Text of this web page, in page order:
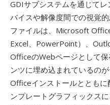
GDIサブシステムを通じて
バイスや解像度間での視覚
ファイルは、Microsoft
Excel、PowerPoint）、
OfficeのWebページとして
ンツに埋め込まれているの
Officeインストールととも
ンプレートグラフィックス